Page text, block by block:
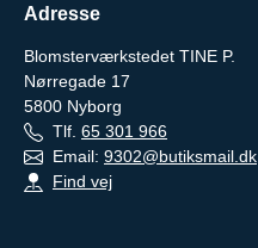
Adresse
Blomsterværkstedet TINE P.
Nørregade 17
5800 Nyborg
Tlf. 65 301 966
Email: 9302@butiksmail.dk
Find vej